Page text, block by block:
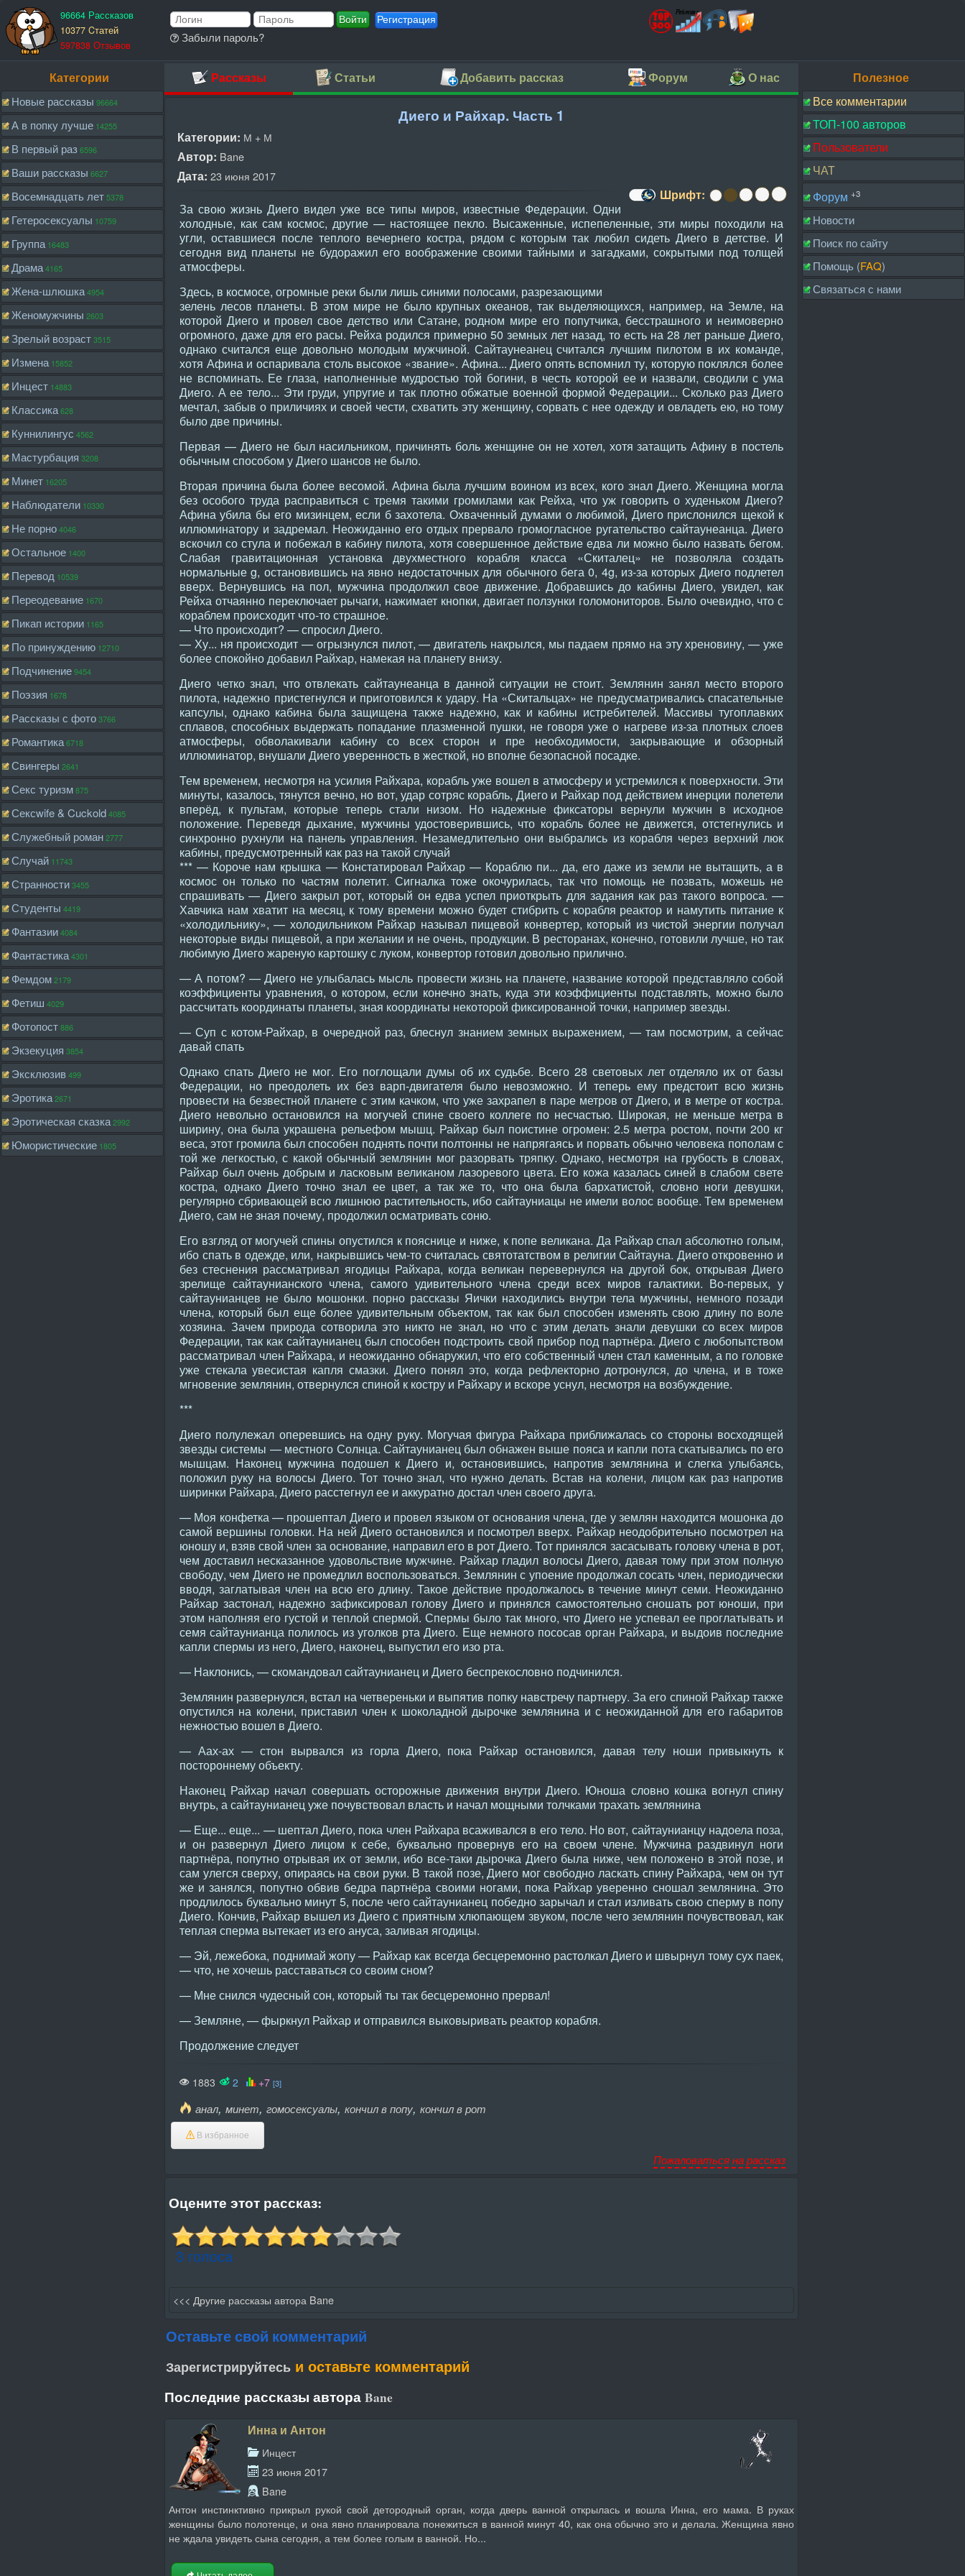
96664 Рассказов
10377 Cтатей
597838 Отзывов
Регистрация
Забыли пароль?
Категории
Новые рассказы 96664
А в попку лучше 14255
В первый раз6596
Ваши рассказы 6627
Восемнадцать лет5378
Гетеросексуалы 10759
Группа 16483
Драма4165
Жена-шлюшка4954
Женомужчины 2603
Зрелый возраст3515
Измена 15852
Инцест 14883
Классика628
Куннилингус 4562
Мастурбация 3208
Минет 16205
Наблюдатели 10330
Не порно4046
Остальное 1400
Перевод 10539
Переодевание 1670
Пикап истории 1165
По принуждению 12710
Подчинение9454
Поэзия 1678
Рассказы с фото3766
Романтика6718
Свингеры 2641
Секс туризм875
Сексwife & Cuckold4085
Служебный роман2777
Случай 11743
Странности3455
Студенты 4419
Фантазии4084
Фантастика4301
Фемдом2179
Фетиш 4029
Фотопост886
Экзекуция 3854
Эксклюзив499
Эротика2671
Эротическая сказка2992
Юмористические 1805
Рассказы Статьи Добавить рассказ Форум О нас
Диего и Райхар. Часть 1
Категории: М + М
Автор: Bane
Дата: 23 июня 2017
Шрифт:
За свою жизнь Диего видел уже все типы миров, известные Федерации. Одни
холодные, как сам космос, другие — настоящее пекло. Высаженные, испепеленные, эти миры походили на
угли, оставшиеся после теплого вечернего костра, рядом с которым так любил сидеть Диего в детстве. И
сегодня вид планеты не будоражил его воображение своими тайными и загадками, сокрытыми под толщей
атмосферы.
Здесь, в космосе, огромные реки были лишь синими полосами, разрезающими
зелень лесов планеты. В этом мире не было крупных океанов, так выделяющихся, например, на Земле, на
которой Диего и провел свое детство или Сатане, родном мире его попутчика, бесстрашного и неимоверно
огромного, даже для его расы. Рейха родился примерно 50 земных лет назад, то есть на 28 лет раньше Диего,
однако считался еще довольно молодым мужчиной. Сайтаунеанец считался лучшим пилотом в их команде,
хотя Афина и оспаривала столь высокое «звание». Афина... Диего опять вспомнил ту, которую поклялся более
не вспоминать. Ее глаза, наполненные мудростью той богини, в честь которой ее и назвали, сводили с ума
Диего. А ее тело... Эти груди, упругие и так плотно обжатые военной формой Федерации... Сколько раз Диего
мечтал, забыв о приличиях и своей чести, схватить эту женщину, сорвать с нее одежду и овладеть ею, но тому
было две причины.
Первая — Диего не был насильником, причинять боль женщине он не хотел, хотя затащить Афину в постель
обычным способом у Диего шансов не было.
Вторая причина была более весомой. Афина была лучшим воином из всех, кого знал Диего. Женщина могла
без особого труда расправиться с тремя такими громилами как Рейха, что уж говорить о худеньком Диего?
Афина убила бы его мизинцем, если б захотела. Охваченный думами о любимой, Диего прислонился щекой к
иллюминатору и задремал. Неожиданно его отдых прервало громогласное ругательство сайтаунеанца. Диего
вскочил со стула и побежал в кабину пилота, хотя совершенное действие едва ли можно было назвать бегом.
Слабая гравитационная установка двухместного корабля класса «Скиталец» не позволяла создать
нормальные g, остановившись на явно недостаточных для обычного бега 0, 4g, из-за которых Диего подлетел
вверх. Вернувшись на пол, мужчина продолжил свое движение. Добравшись до кабины Диего, увидел, как
Рейха отчаянно переключает рычаги, нажимает кнопки, двигает ползунки голомониторов. Было очевидно, что с
кораблем происходит что-то страшное.
— Что происходит? — спросил Диего.
— Ху... ня происходит — огрызнулся пилот, — двигатель накрылся, мы падаем прямо на эту хреновину, — уже
более спокойно добавил Райхар, намекая на планету внизу.
Диего четко знал, что отвлекать сайтаунеанца в данной ситуации не стоит. Землянин занял место второго
пилота, надежно пристегнулся и приготовился к удару. На «Скитальцах» не предусматривались спасательные
капсулы, однако кабина была защищена также надежно, как и кабины истребителей. Массивы тугоплавких
сплавов, способных выдержать попадание плазменной пушки, не говоря уже о нагреве из-за плотных слоев
атмосферы, обволакивали кабину со всех сторон и пре необходимости, закрывающие и обзорный
иллюминатор, внушали Диего уверенность в жесткой, но вполне безопасной посадке.
Тем временем, несмотря на усилия Райхара, корабль уже вошел в атмосферу и устремился к поверхности. Эти
минуты, казалось, тянутся вечно, но вот, удар сотряс корабль, Диего и Райхар под действием инерции полетели
вперёд, к пультам, которые теперь стали низом. Но надежные фиксаторы вернули мужчин в исходное
положение. Переведя дыхание, мужчины удостоверившись, что корабль более не движется, отстегнулись и
синхронно рухнули на панель управления. Незамедлительно они выбрались из корабля через верхний люк
кабины, предусмотренный как раз на такой случай
*** — Короче нам крышка — Констатировал Райхар — Кораблю пи... да, его даже из земли не вытащить, а в
космос он только по частям полетит. Сигналка тоже окочурилась, так что помощь не позвать, можешь не
спрашивать — Диего закрыл рот, который он едва успел приоткрыть для задания как раз такого вопроса. —
Хавчика нам хватит на месяц, к тому времени можно будет стибрить с корабля реактор и намутить питание к
«холодильнику», — холодильником Райхар называл пищевой конвертер, который из чистой энергии получал
некоторые виды пищевой, а при желании и не очень, продукции. В ресторанах, конечно, готовили лучше, но так
любимую Диего жареную картошку с луком, конвертор готовил довольно прилично.
— А потом? — Диего не улыбалась мысль провести жизнь на планете, название которой представляло собой
коэффициенты уравнения, о котором, если конечно знать, куда эти коэффициенты подставлять, можно было
рассчитать координаты планеты, зная координаты некоторой фиксированной точки, например звезды.
— Суп с котом-Райхар, в очередной раз, блеснул знанием земных выражением, — там посмотрим, а сейчас
давай спать
Однако спать Диего не мог. Его поглощали думы об их судьбе. Всего 28 световых лет отделяло их от базы
Федерации, но преодолеть их без варп-двигателя было невозможно. И теперь ему предстоит всю жизнь
провести на безвестной планете с этим качком, что уже захрапел в паре метров от Диего, и в метре от костра.
Диего невольно остановился на могучей спине своего коллеге по несчастью. Широкая, не меньше метра в
ширину, она была украшена рельефом мышц. Райхар был поистине огромен: 2.5 метра ростом, почти 200 кг
веса, этот громила был способен поднять почти полтонны не напрягаясь и порвать обычно человека пополам с
той же легкостью, с какой обычный землянин мог разорвать тряпку. Однако, несмотря на грубость в словах,
Райхар был очень добрым и ласковым великаном лазоревого цвета. Его кожа казалась синей в слабом свете
костра, однако Диего точно знал ее цвет, а так же то, что она была бархатистой, словно ноги девушки,
регулярно сбривающей всю лишнюю растительность, ибо сайтауниацы не имели волос вообще. Тем временем
Диего, сам не зная почему, продолжил осматривать соню.
Его взгляд от могучей спины опустился к пояснице и ниже, к попе великана. Да Райхар спал абсолютно голым,
ибо спать в одежде, или, накрывшись чем-то считалась святотатством в религии Сайтауна. Диего откровенно и
без стеснения рассматривал ягодицы Райхара, когда великан перевернулся на другой бок, открывая Диего
зрелище сайтаунианского члена, самого удивительного члена среди всех миров галактики. Во-первых, у
сайтаунианцев не было мошонки. порно рассказы Яички находились внутри тела мужчины, немного позади
члена, который был еще более удивительным объектом, так как был способен изменять свою длину по воле
хозяина. Зачем природа сотворила это никто не знал, но что с этим делать знали девушки со всех миров
Федерации, так как сайтаунианец был способен подстроить свой прибор под партнёра. Диего с любопытством
рассматривал член Райхара, и неожиданно обнаружил, что его собственный член стал каменным, а по головке
уже стекала увесистая капля смазки. Диего понял это, когда рефлекторно дотронулся, до члена, и в тоже
мгновение землянин, отвернулся спиной к костру и Райхару и вскоре уснул, несмотря на возбуждение.
***
Диего полулежал оперевшись на одну руку. Могучая фигура Райхара приближалась со стороны восходящей
звезды системы — местного Солнца. Сайтаунианец был обнажен выше пояса и капли пота скатывались по его
мышцам. Наконец мужчина подошел к Диего и, остановившись, напротив землянина и слегка улыбаясь,
положил руку на волосы Диего. Тот точно знал, что нужно делать. Встав на колени, лицом как раз напротив
ширинки Райхара, Диего расстегнул ее и аккуратно достал член своего друга.
— Моя конфетка — прошептал Диего и провел языком от основания члена, где у землян находится мошонка до
самой вершины головки. На ней Диего остановился и посмотрел вверх. Райхар неодобрительно посмотрел на
юношу и, взяв свой член за основание, направил его в рот Диего. Тот принялся засасывать головку члена в рот,
чем доставил несказанное удовольствие мужчине. Райхар гладил волосы Диего, давая тому при этом полную
свободу, чем Диего не промедлил воспользоваться. Землянин с упоение продолжал сосать член, периодически
вводя, заглатывая член на всю его длину. Такое действие продолжалось в течение минут семи. Неожиданно
Райхар застонал, надежно зафиксировал голову Диего и принялся самостоятельно сношать рот юноши, при
этом наполняя его густой и теплой спермой. Спермы было так много, что Диего не успевал ее проглатывать и
семя сайтаунианца полилось из уголков рта Диего. Еще немного пососав орган Райхара, и выдоив последние
капли спермы из него, Диего, наконец, выпустил его изо рта.
— Наклонись, — скомандовал сайтаунианец и Диего беспрекословно подчинился.
Землянин развернулся, встал на четвереньки и выпятив попку навстречу партнеру. За его спиной Райхар также
опустился на колени, приставил член к шоколадной дырочке землянина и с неожиданной для его габаритов
нежностью вошел в Диего.
— Аах-ах — стон вырвался из горла Диего, пока Райхар остановился, давая телу ноши привыкнуть к
постороннему объекту.
Наконец Райхар начал совершать осторожные движения внутри Диего. Юноша словно кошка вогнул спину
внутрь, а сайтаунианец уже почувствовал власть и начал мощными толчками трахать землянина
— Еще... еще... — шептал Диего, пока член Райхара всаживался в его тело. Но вот, сайтаунианцу надоела поза,
и он развернул Диего лицом к себе, буквально провернув его на своем члене. Мужчина раздвинул ноги
партнёра, попутно отрывая их от земли, ибо все-таки дырочка Диего была ниже, чем положено в этой позе, и
сам улегся сверху, опираясь на свои руки. В такой позе, Диего мог свободно ласкать спину Райхара, чем он тут
же и занялся, попутно обвив бедра партнёра своими ногами, пока Райхар уверенно сношал землянина. Это
продлилось буквально минут 5, после чего сайтаунианец победно зарычал и стал изливать свою сперму в попу
Диего. Кончив, Райхар вышел из Диего с приятным хлюпающем звуком, после чего землянин почувствовал, как
теплая сперма вытекает из его ануса, заливая ягодицы.
— Эй, лежебока, поднимай жопу — Райхар как всегда бесцеремонно растолкал Диего и швырнул тому сух паек,
— что, не хочешь расставаться со своим сном?
— Мне снился чудесный сон, который ты так бесцеремонно прервал!
— Земляне, — фыркнул Райхар и отправился выковыривать реактор корабля.
Продолжение следует
1883 2 +7 [3]
анал, минет, гомосексуалы, кончил в попу, кончил в рот
В избранное
Пожаловаться на рассказ
Оцените этот рассказ:
3 голоса
<<< Другие рассказы автора Bane
Оставьте свой комментарий
Зарегистрируйтесь и оставьте комментарий
Последние рассказы автора Bane
Инна и Антон
Инцест
23 июня 2017
Bane
Антон инстинктивно прикрыл рукой свой детородный орган, когда дверь ванной открылась и вошла Инна, его мама. В руках
женщины было полотенце, и она явно планировала понежиться в ванной минут 40, как она обычно это и делала. Женщина явно
не ждала увидеть сына сегодня, а тем более голым в ванной. Но...
Полезное
Все комментарии
ТОП-100 авторов
Пользователи
ЧАТ
Форум +3
Новости
Поиск по сайту
Помощь (FAQ)
Связаться с нами